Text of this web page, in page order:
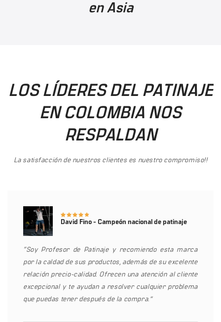
en Asia
LOS LÍDERES DEL PATINAJE
EN COLOMBIA NOS
RESPALDAN
La satisfacción de nuestros clientes es nuestro compromiso!!
David Fino - Campeón nacional de patinaje
“Soy Profesor de Patinaje y recomiendo esta marca
por la caldad de sus productos, además de su excelente
relación precio-calidad. Ofrecen una atención al cliente
excepcional y te ayudan a resolver cualquier problema
que puedas tener después de la compra.”